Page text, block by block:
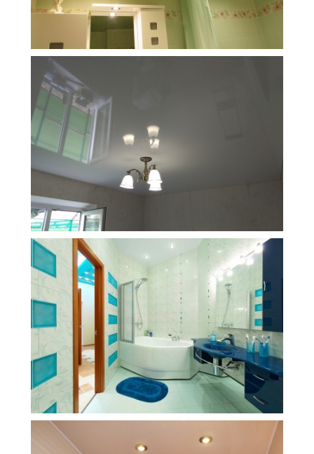
Площадь 3 м2 Стоимость 4 000 руб.
Площадь
Площадь 7 м2 Стоимость 5 000 руб.